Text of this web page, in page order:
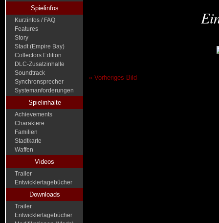
Spielinfos
Kurzinfos / FAQ
Features
Story
Stadt (Empire Bay)
Collectors Edition
DLC-Zusatzinhalte
Soundtrack
Synchronsprecher
Systemanforderungen
Spielinhalte
Achievements
Charaktere
Familien
Stadtkarte
Waffen
Videos
Trailer
Entwicklertagebücher
Downloads
Trailer
Entwicklertagebücher
« Vorheriges Bild